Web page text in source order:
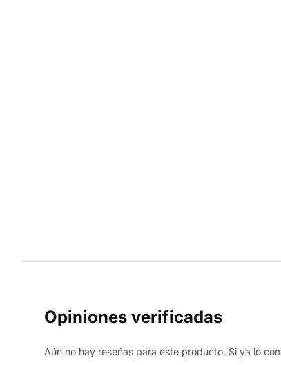
Opiniones verificadas
Aún no hay reseñas para este producto. Si ya lo